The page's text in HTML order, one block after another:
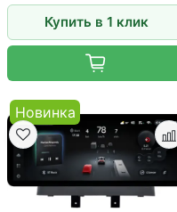
Купить в 1 клик
Новинка